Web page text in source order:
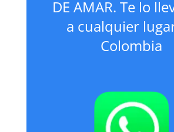
DE AMAR. Te lo
a cualquier
Colombia